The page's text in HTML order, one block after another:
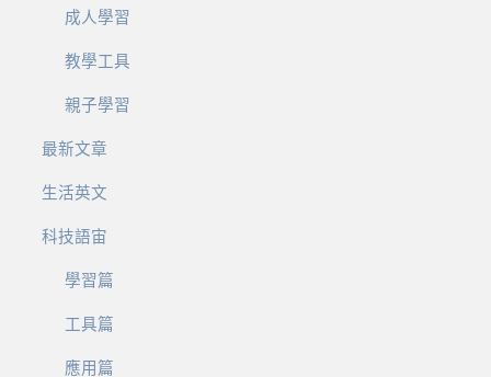
成人學習
教學工具
親子學習
最新文章
生活英文
科技語宙
學習篇
工具篇
應用篇